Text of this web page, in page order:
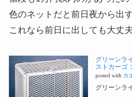
色のネットだと前日夜から出
これなら前日に出しても大丈
グリーンラ
ストカーゴ
posted with カ
グリーンラ